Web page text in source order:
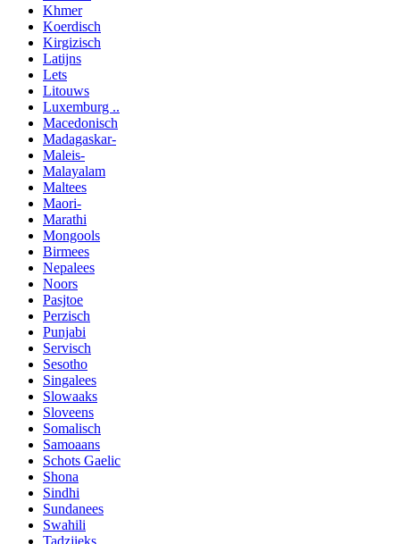
Khmer
Koerdisch
Kirgizisch
Latijns
Lets
Litouws
Luxemburg ..
Macedonisch
Madagaskar-
Maleis-
Malayalam
Maltees
Maori-
Marathi
Mongools
Birmees
Nepalees
Noors
Pasjtoe
Perzisch
Punjabi
Servisch
Sesotho
Singalees
Slowaaks
Sloveens
Somalisch
Samoaans
Schots Gaelic
Shona
Sindhi
Sundanees
Swahili
Tadzjieks